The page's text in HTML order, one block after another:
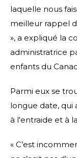
laquelle nous
meilleur rappel
», a expliqué la
administratrice
enfants du
Parmi eux se
longue date, qui
à l'entraide et à
« C’est